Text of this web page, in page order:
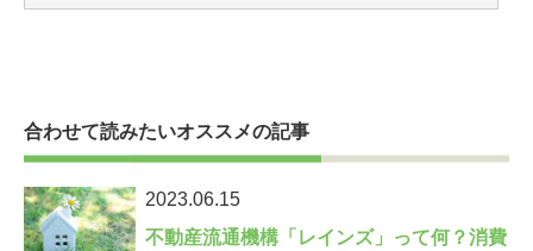
合わせて読みたいオススメの記事
2023.06.15
不動産流通機構「レインズ」って何？消費